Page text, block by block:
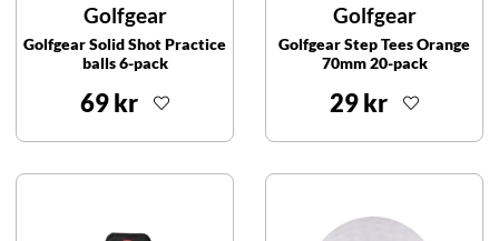
Golfgear
Golfgear Solid Shot Practice
balls 6-pack
69 kr
Golfgear
Golfgear Step Tees Orange
70mm 20-pack
29 kr